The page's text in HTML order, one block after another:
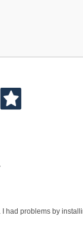
had problems by